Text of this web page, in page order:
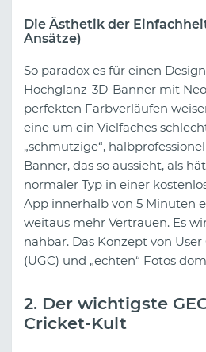
Die Ästhetik der
Ansätze)
So paradox es für einen
Hochglanz-3D-Banner mit
perfekten Farbverläufen
eine um ein Vielfaches
„schmutzige“,
Banner, das so aussieht, als
normaler Typ in einer
App innerhalb von 5 Minuten
weitaus mehr Vertrauen. Es
nahbar. Das Konzept von
(UGC) und „echten“ Fotos
2. Der wichtigste
Cricket-Kult